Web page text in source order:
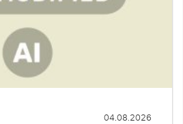
04.08.2026